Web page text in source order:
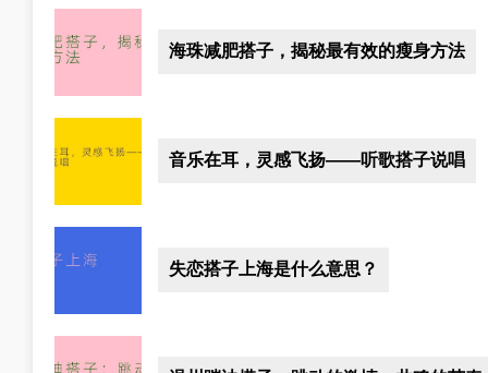
海珠减肥搭子，揭秘最有效的瘦身方法
音乐在耳，灵感飞扬——听歌搭子说唱
失恋搭子上海是什么意思？